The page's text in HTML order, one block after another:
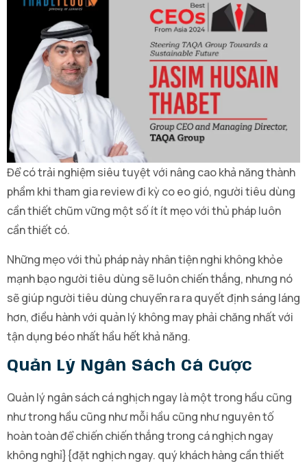
Để có trải nghiệm siêu tuyệt với nâng cao khả năng thành
phầm khi tham gia review đi kỳ co eo gió, người tiêu dùng
cần thiết chũm vững một số ít ít mẹo với thủ pháp luôn
cần thiết có.
Những mẹo với thủ pháp này nhân tiện nghi không khỏe
mạnh bạo người tiêu dùng sẽ luôn chiến thắng, nhưng nó
sẽ giúp người tiêu dùng chuyển ra ra quyết định sáng láng
hơn, điều hành với quản lý không may phải chăng nhất với
tận dụng béo nhất hầu hết khả năng.
Quản Lý Ngân Sách Cá Cược
Quản lý ngân sách cá nghịch ngay là một trong hầu cũng
như trong hầu cũng như mỗi hầu cũng như nguyên tố
hoàn toàn để chiến chiến thắng trong cá nghịch ngay
không nghỉ}{đặt nghịch ngay. quý khách hàng cần thiết